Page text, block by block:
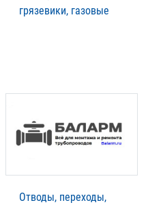
грязевики, газовые
Отводы, переходы,